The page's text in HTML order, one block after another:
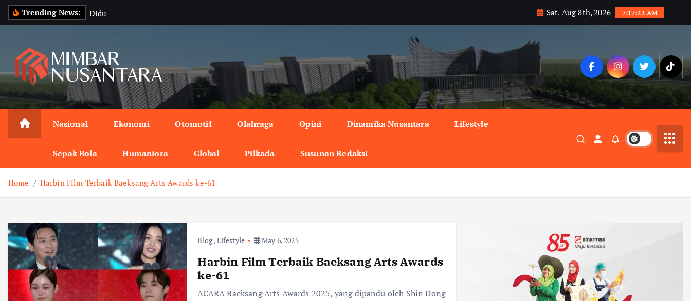
o
Trending News: Didu Sat. Aug 8th, 2026 7:17:22 AM
Nasional Ekonomi Otomotif Olahraga Opini Dinamika Nusantara Lifestyle
Sepak Bola Humaniora Global Pilkada Susunan Redaksi
Home Harbin Film Terbaik Baeksang Arts Awards ke-61
Blog, Lifestyle May 6, 2025
Harbin Film Terbaik Baeksang Arts Awards
ke-61
ACARA Baeksang Arts Awards 2025, yang dipandu oleh Shin Dong